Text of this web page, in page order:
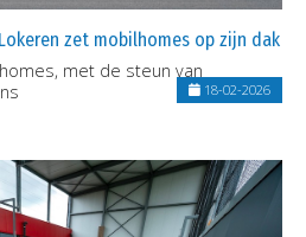
zet mobilhomes op zijn dak
met de steun van
18-02-2026